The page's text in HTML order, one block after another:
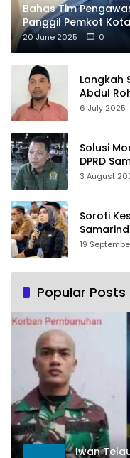
Bahas Tim
Panggil Pemkot
20 June 2025 0
Langkah
Abdul
Pusat
6 July 2025
Solusi
DPRD
PLTSA
3 August
Soroti
19
Popular Posts
Iwan